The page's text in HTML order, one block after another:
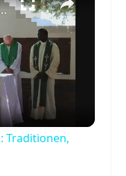
Bedeutung und Bräuche
Traditionen,